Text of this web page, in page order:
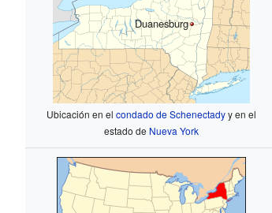
Duanesburg
Ubicación en elcondado de Schenectadyy en el
estado de Nueva York